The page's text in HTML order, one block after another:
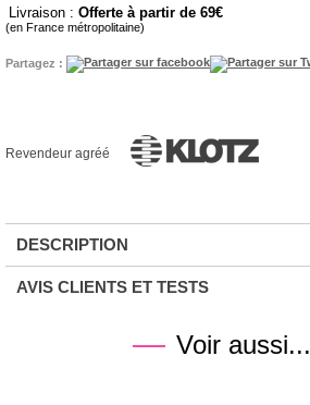
Livraison : Offerte à partir de 69
(en France métropolitaine)
Partagez :
Revendeur agréé
DESCRIPTION
AVIS CLIENTS ET TESTS
Voir aussi...